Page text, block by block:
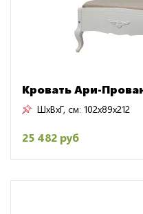
Кровать Ари-
ШxВxГ, см: 102x89x212
25 482 руб